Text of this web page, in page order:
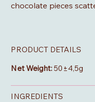
chocolate pieces
PRODUCT DETAILS
Net Weight: 50±4,5g
INGREDIENTS